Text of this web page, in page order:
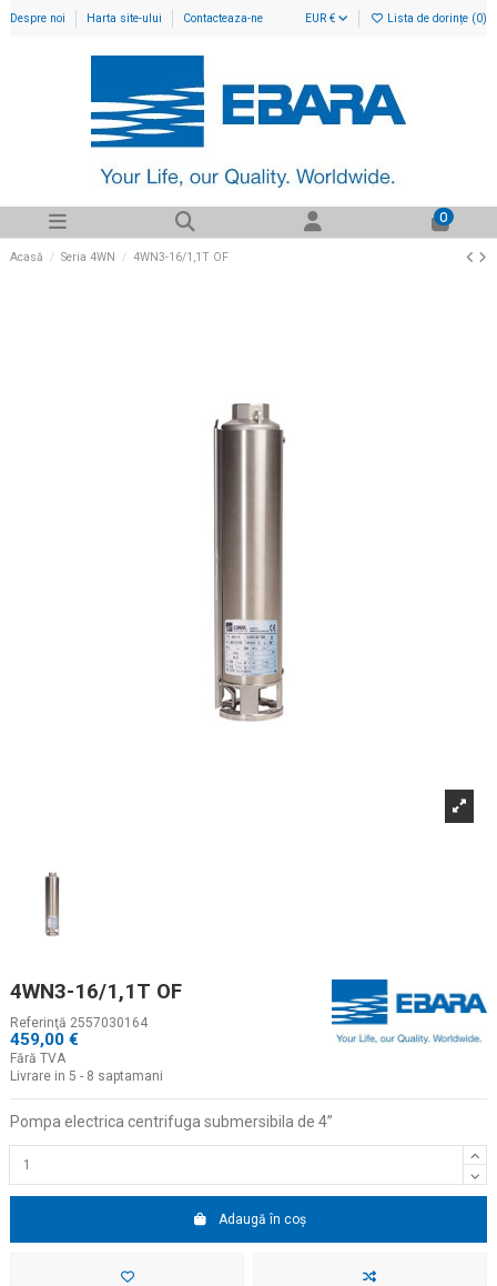
Despre noi Harta site-ului Contacteaza-ne EUR € Lista de dorințe (0)
0
Acasă Seria 4WN 4WN3-16/1,1T OF
4WN3-16/1,1T OF
Referinţă 2557030164
459,00 €
Fără TVA
Livrare in 5 - 8 saptamani
Pompa electrica centrifuga submersibila de 4”
Adaugă în coș